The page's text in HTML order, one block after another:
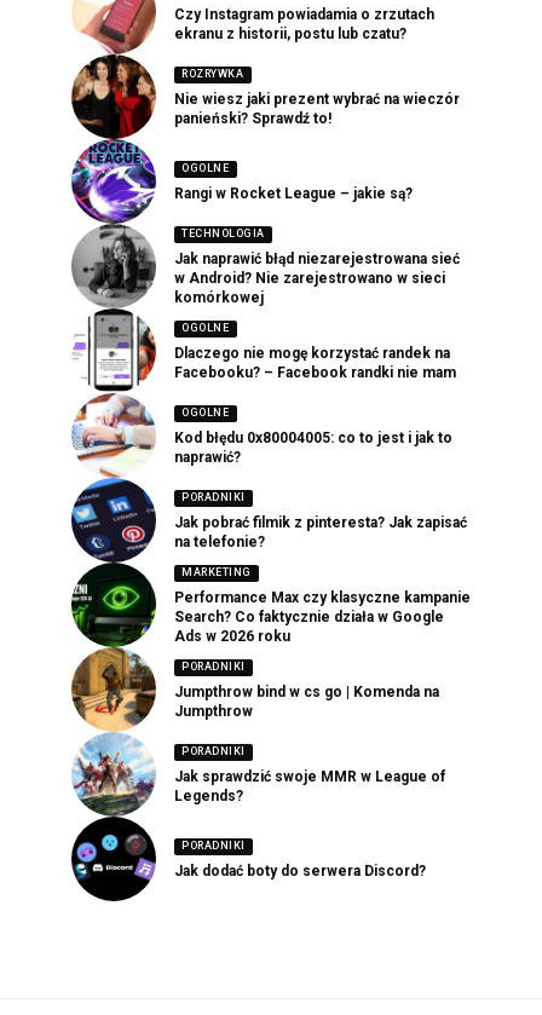
Czy Instagram powiadamia o zrzutach
ekranu z historii, postu lub czatu?
ROZRYWKA
Nie wiesz jaki prezent wybrać na wieczór
panieński? Sprawdź to!
OGOLNE
Rangi w Rocket League – jakie są?
TECHNOLOGIA
Jak naprawić błąd niezarejestrowana sieć
w Android? Nie zarejestrowano w sieci
komórkowej
OGOLNE
Dlaczego nie mogę korzystać randek na
Facebooku? – Facebook randki nie mam
OGOLNE
Kod błędu 0x80004005: co to jest i jak to
naprawić?
PORADNIKI
Jak pobrać filmik z pinteresta? Jak zapisać
na telefonie?
MARKETING
Performance Max czy klasyczne kampanie
Search? Co faktycznie działa w Google
Ads w 2026 roku
PORADNIKI
Jumpthrow bind w cs go | Komenda na
Jumpthrow
PORADNIKI
Jak sprawdzić swoje MMR w League of
Legends?
PORADNIKI
Jak dodać boty do serwera Discord?